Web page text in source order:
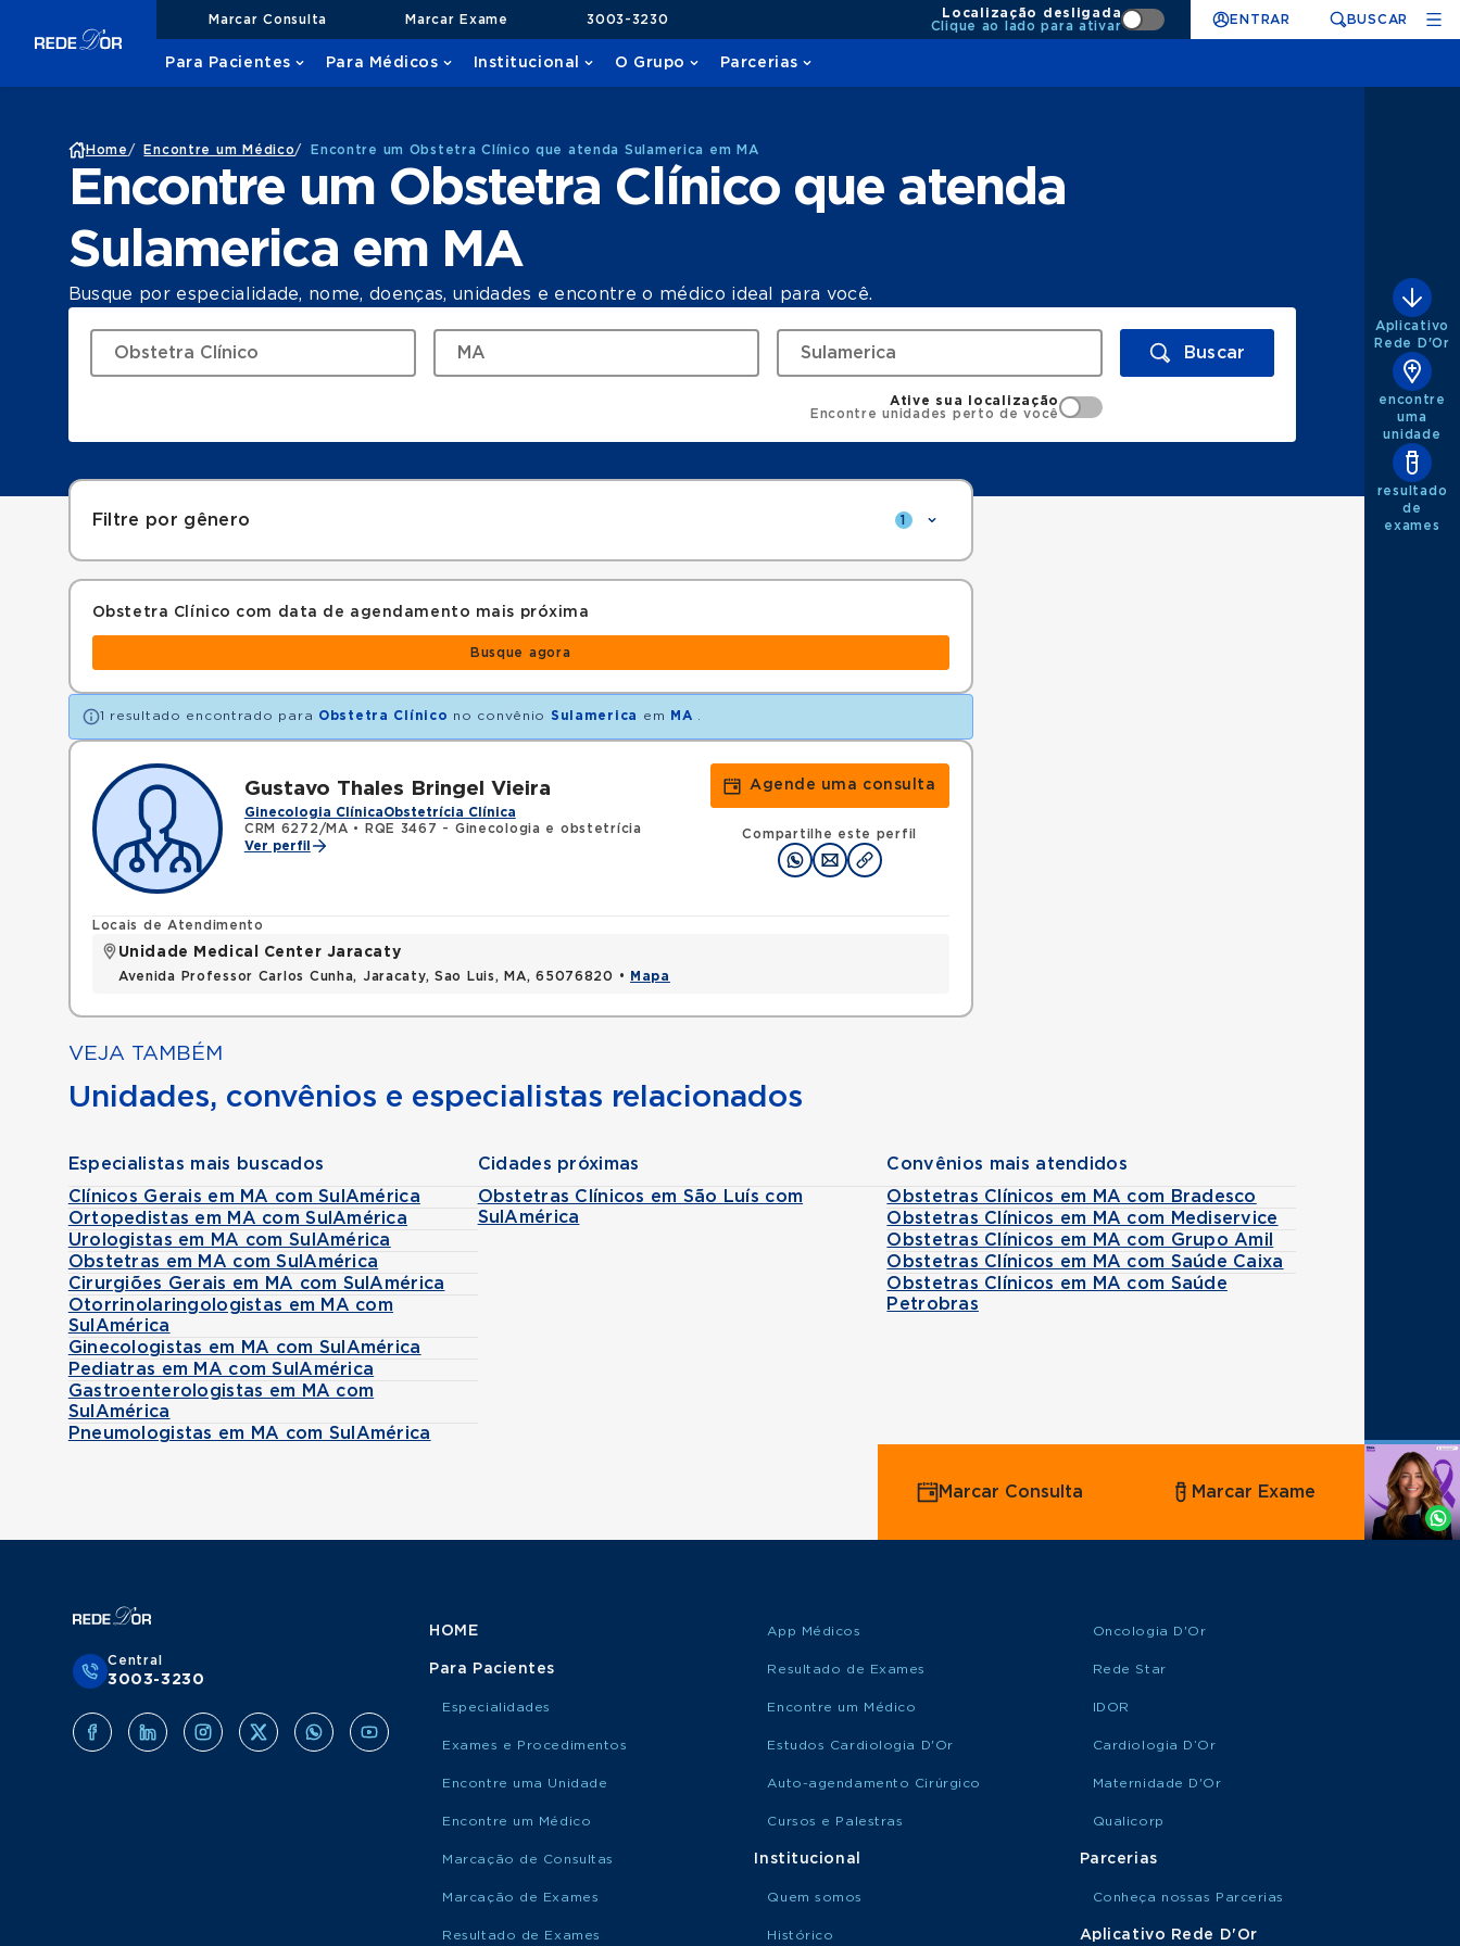
Marcar Consulta Marcar Exame 3003-3230
Localização desligada
Clique ao lado para ativar
ENTRAR BUSCAR
Para Pacientes Para Médicos Institucional O Grupo Parcerias
Home / Encontre um Médico/ Encontre um Obstetra Clínico que atenda Sulamerica em MA
Encontre um Obstetra Clínico que atenda
Sulamerica em MA
Busque por especialidade, nome, doenças, unidades e encontre o médico ideal para você.
Buscar
Ative sua localização
Encontre unidades perto de você
Filtre por gênero 1
Obstetra Clínico com data de agendamento mais próxima
Busque agora
1 resultado encontrado para Obstetra Clínico no convênio Sulamerica em MA
Gustavo Thales Bringel Vieira
Ginecologia ClínicaObstetrícia Clínica
CRM 6272/MA •
RQE 3467 - Ginecologia e obstetrícia
Ver perfil
Agende uma consulta
Compartilhe este perfil
Locais de Atendimento
Unidade Medical Center Jaracaty
Avenida Professor Carlos Cunha, Jaracaty, Sao Luis, MA, 65076820 • Mapa
VEJA TAMBÉM
Unidades, convênios e especialistas relacionados
Especialistas mais buscados
Clínicos Gerais em MA com SulAmérica
Ortopedistas em MA com SulAmérica
Urologistas em MA com SulAmérica
Obstetras em MA com SulAmérica
Cirurgiões Gerais em MA com SulAmérica
Otorrinolaringologistas em MA com
SulAmérica
Ginecologistas em MA com SulAmérica
Pediatras em MA com SulAmérica
Gastroenterologistas em MA com
SulAmérica
Pneumologistas em MA com SulAmérica
Cidades próximas
Obstetras Clínicos em São Luís com
SulAmérica
Convênios mais atendidos
Obstetras Clínicos em MA com Bradesco
Obstetras Clínicos em MA com Mediservice
Obstetras Clínicos em MA com Grupo Amil
Obstetras Clínicos em MA com Saúde Caixa
Obstetras Clínicos em MA com Saúde
Petrobras
Aplicativo
Rede D'Or
encontre
uma
unidade
resultado
de
exames
Agende
Whatsapp
Marcar Consulta Marcar Exame
Central
3003-3230
HOME
Para Pacientes
Especialidades
Exames e Procedimentos
Encontre uma Unidade
Encontre um Médico
Marcação de Consultas
Marcação de Exames
Resultado de Exames
App Médicos
Resultado de Exames
Encontre um Médico
Estudos Cardiologia D'Or
Auto-agendamento Cirúrgico
Cursos e Palestras
Institucional
Quem somos
Histórico
Oncologia D'Or
Rede Star
IDOR
Cardiologia D’Or
Maternidade D'Or
Qualicorp
Parcerias
Conheça nossas Parcerias
Aplicativo Rede D'Or